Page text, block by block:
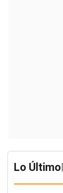
Lo Último|